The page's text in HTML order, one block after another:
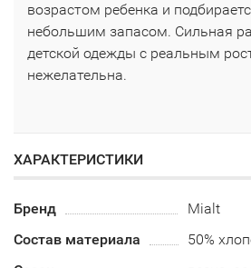
возрастом ребенка и
небольшим запасом. Сильная
детской одежды с реальным
нежелательна.
ХАРАКТЕРИСТИКИ
Бренд
Mialt
Состав материала
50%